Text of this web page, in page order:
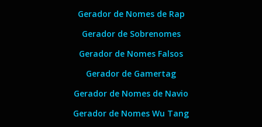
Gerador de Nomes de Rap
Gerador de Sobrenomes
Gerador de Nomes Falsos
Gerador de Gamertag
Gerador de Nomes de Navio
Gerador de Nomes Wu Tang